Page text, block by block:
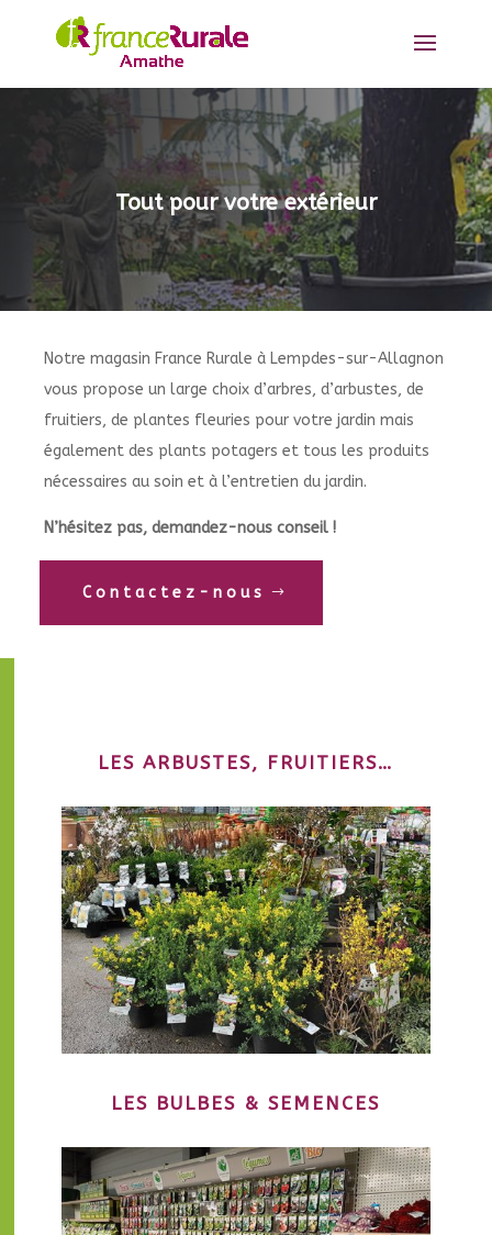
Tout pour votre extérieur
Notre magasin France Rurale à Lempdes-sur-Allagnon
vous propose un large choix d’arbres, d’arbustes, de
fruitiers, de plantes fleuries pour votre jardin mais
également des plants potagers et tous les produits
nécessaires au soin et à l’entretien du jardin.
N’hésitez pas, demandez-nous conseil !
Contactez-nous
LES ARBUSTES, FRUITIERS…
LES BULBES & SEMENCES